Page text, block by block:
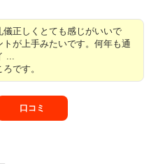
儀正しくとても感じがいいで
が上手みたいです。何年も通
...
です。
口コミ